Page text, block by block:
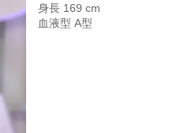
身長 169 cm
血液型 A型